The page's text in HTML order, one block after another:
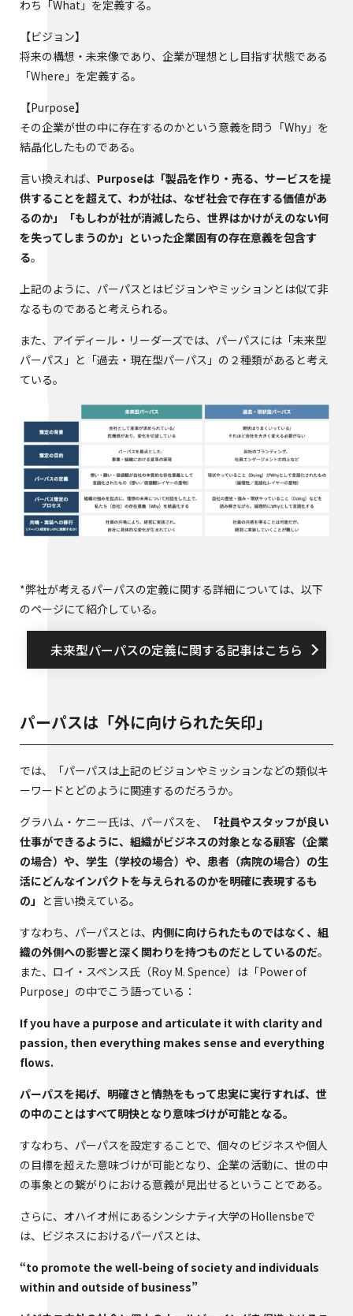
わち「What」を定義する。
【ビジョン】
将来の構想・未来像であり、企業が理想とし目指す状態である
「Where」を定義する。
【Purpose】
その企業が世の中に存在するのかという意義を問う「Why」を
結晶化したものである。
言い換えれば、 Purposeは「製品を作り・売る、サービスを提
供することを超えて、わが社は、なぜ社会で存在する価値があ
るのか」「もしわが社が消滅したら、世界はかけがえのない何
を失ってしまうのか」といった企業固有の存在意義を包含す
る。
上記のように、パーパスとはビジョンやミッションとは似て非
なるものであると考えられる。
また、アイディール・リーダーズでは、パーパスには「未来型
パーパス」と「過去・現在型パーパス」の２種類があると考え
ている。
*弊社が考えるパーパスの定義に関する詳細については、以下
のページにて紹介している。
未来型パーパスの定義に関する記事はこちら
パーパスは「外に向けられた矢印」
では、「パーパスは上記のビジョンやミッションなどの類似キ
ーワードとどのように関連するのだろうか。
グラハム・ケニー氏は、パーパスを、
「社員やスタッフが良い
仕事ができるように、組織がビジネスの対象となる顧客（企業
の場合）や、学生（学校の場合）や、患者（病院の場合）の生
活にどんなインパクトを与えられるのかを‪明確に表現するも
の」 と言い換えている。
すなわち、パーパスとは、 内側に向けられたものではなく、組
織の外側への影響と深く関わりを持つものだとしているのだ。
また、ロイ・スペンス氏（Roy M. Spence）は「Power of
Purpose」の中でこう語っている：
If you have a purpose and articulate it with clarity and
passion, then everything makes sense and everything
flows.
パーパスを掲げ、明確さと情熱をもって忠実に実行すれば、世
の中のことはすべて明快となり意味づけが可能となる。
すなわち、パーパスを設定することで、個々のビジネスや個人
の目標を超えた意味づけが可能となり、企業の活動に、世の中
の事象との繋がりにおける意義が見出せるということである。
さらに、オハイオ州にあるシンシナティ大学のHollensbeで
は、ビジネスにおけるパーパスとは、
“to promote the well-being of society and individuals
within and outside of business”